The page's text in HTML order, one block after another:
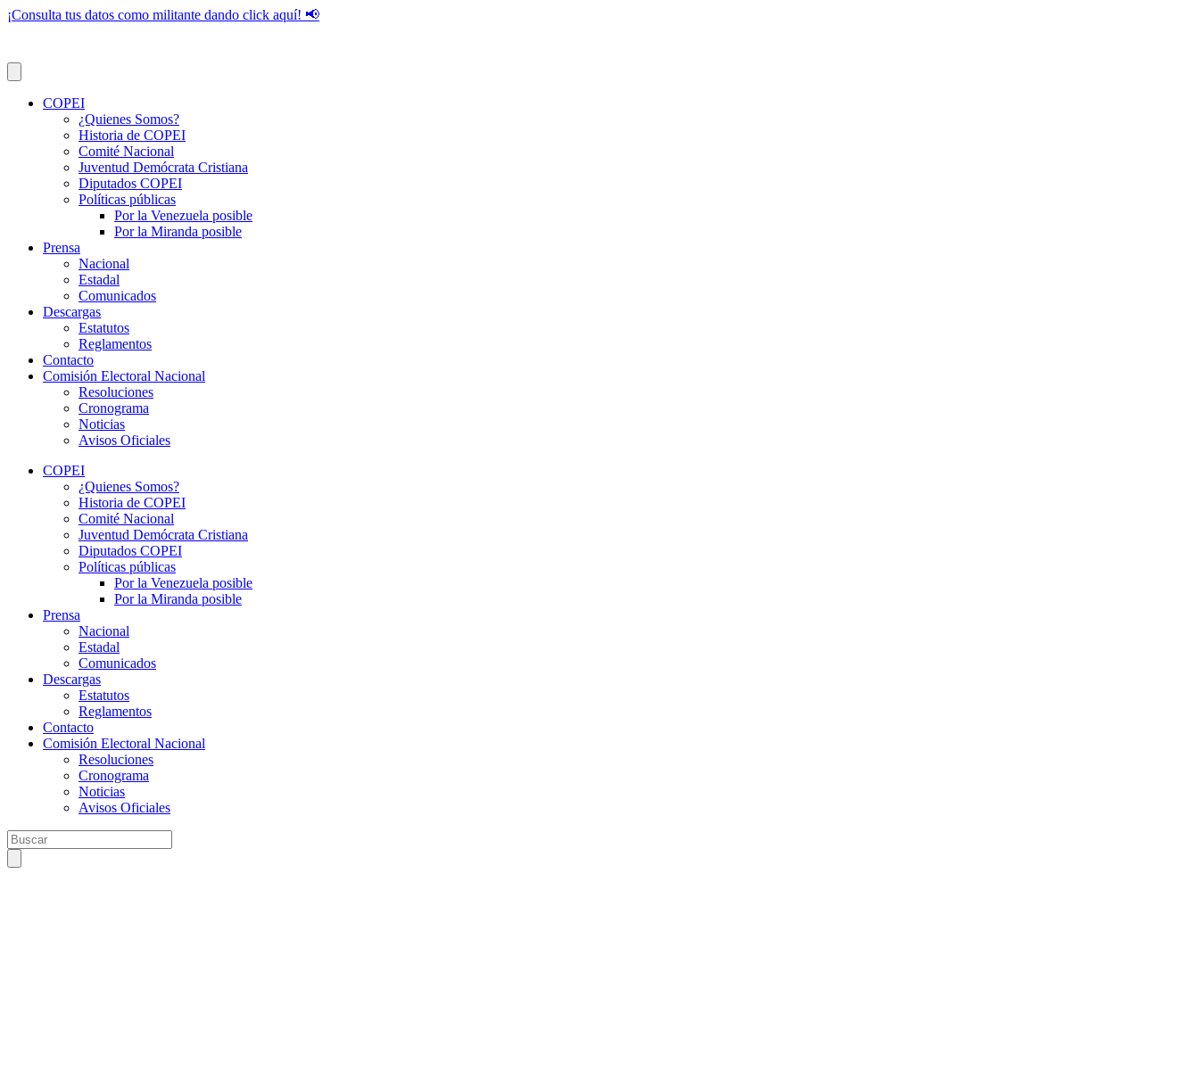
¡Consulta tus datos como militante dando click aquí! 📢
COPEI
¿Quienes Somos?
Historia de COPEI
Comité Nacional
Juventud Demócrata Cristiana
Diputados COPEI
Políticas públicas
Por la Venezuela posible
Por la Miranda posible
Prensa
Nacional
Estadal
Comunicados
Descargas
Estatutos
Reglamentos
Contacto
Comisión Electoral Nacional
Resoluciones
Cronograma
Noticias
Avisos Oficiales
COPEI
¿Quienes Somos?
Historia de COPEI
Comité Nacional
Juventud Demócrata Cristiana
Diputados COPEI
Políticas públicas
Por la Venezuela posible
Por la Miranda posible
Prensa
Nacional
Estadal
Comunicados
Descargas
Estatutos
Reglamentos
Contacto
Comisión Electoral Nacional
Resoluciones
Cronograma
Noticias
Avisos Oficiales